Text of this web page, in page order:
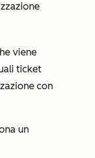
viene
ticket
con
un